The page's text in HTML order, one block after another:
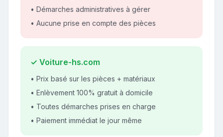
• Démarches administratives à gérer
• Aucune prise en compte des pièces
✓ Voiture-hs.com
• Prix basé sur les pièces + matériaux
• Enlèvement 100% gratuit à domicile
• Toutes démarches prises en charge
• Paiement immédiat le jour même